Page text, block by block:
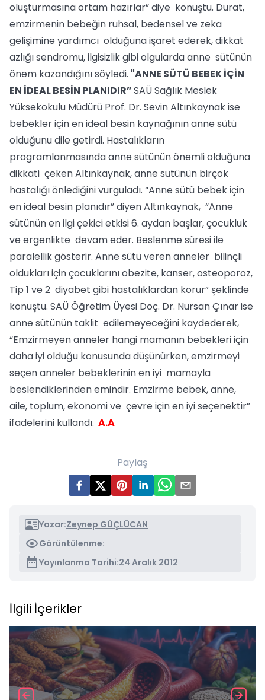
oluşturmasına ortam hazırlar” diye konuştu. Durat,
emzirmenin bebeğin ruhsal, bedensel ve zeka
gelişimine yardımcı olduğuna işaret ederek, dikkat
azlığı sendromu, ilgisizlik gibi olgularda anne sütünün
önem kazandığını söyledi. "ANNE SÜTÜ BEBEK İÇİN
EN İDEAL BESİN PLANIDIR”SAÜ Sağlık Meslek
Yüksekokulu Müdürü Prof. Dr. Sevin Altınkaynak ise
bebekler için en ideal besin kaynağının anne sütü
olduğunu dile getirdi. Hastalıkların
programlanmasında anne sütünün önemli olduğuna
dikkati çeken Altınkaynak, anne sütünün birçok
hastalığı önlediğini vurguladı. “Anne sütü bebek için
en ideal besin planıdır” diyen Altınkaynak, “Anne
sütünün en ilgi çekici etkisi 6. aydan başlar, çocukluk
ve ergenlikte devam eder. Beslenme süresi ile
paralellik gösterir. Anne sütü veren anneler bilinçli
oldukları için çocuklarını obezite, kanser, osteoporoz,
Tip 1 ve 2 diyabet gibi hastalıklardan korur” şeklinde
konuştu. SAÜ Öğretim Üyesi Doç. Dr. Nursan Çınar ise
anne sütünün taklit edilemeyeceğini kaydederek,
“Emzirmeyen anneler hangi mamanın bebekleri için
daha iyi olduğu konusunda düşünürken, emzirmeyi
seçen anneler bebeklerinin en iyi mamayla
beslendiklerinden emindir. Emzirme bebek, anne,
aile, toplum, ekonomi ve çevre için en iyi seçenektir”
ifadelerini kullandı. A.A
Paylaş
Yazar:Zeynep GÜÇLÜCAN
Görüntülenme:
Yayınlanma Tarihi:24 Aralık 2012
İlgili İçerikler